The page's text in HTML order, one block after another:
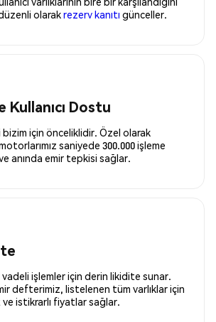
olarakrezerv kanıtı günceller.
Kullanıcı Dostu
için önceliklidir. Özel olarak
saniyede 300.000 işleme
anında emir tepkisi sağlar.
işlemler için derin likidite sunar.
defterimiz, listelenen tüm varlıklar için
istikrarlı fiyatlar sağlar.